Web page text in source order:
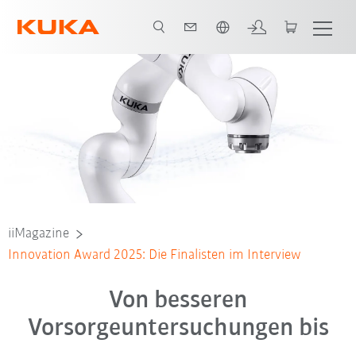
iiMagazine
Innovation Award 2025: Die Finalisten im Interview
Von besseren
Vorsorgeuntersuchungen bis